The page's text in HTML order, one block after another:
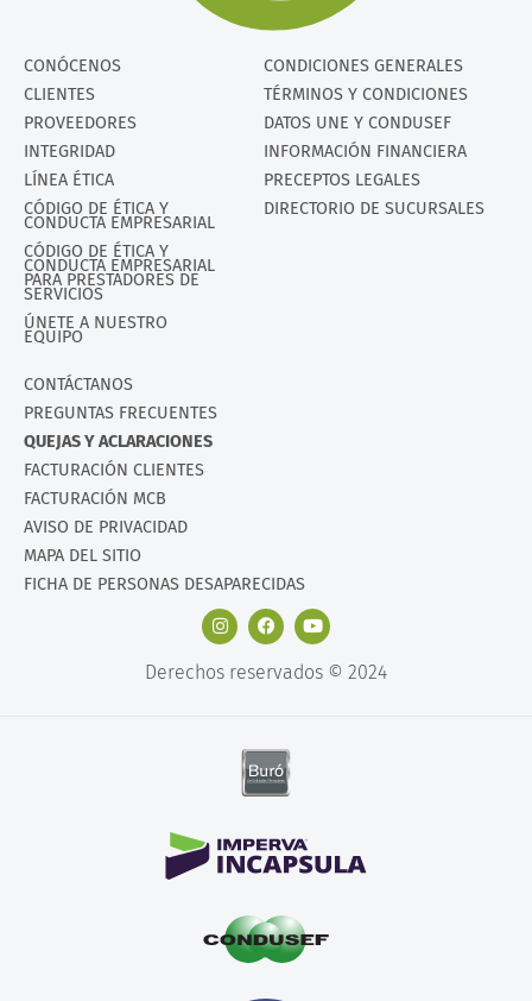
CONÓCENOS
CLIENTES
PROVEEDORES
INTEGRIDAD
LÍNEA ÉTICA
CÓDIGO DE ÉTICA Y
CONDUCTA EMPRESARIAL
CÓDIGO DE ÉTICA Y
CONDUCTA EMPRESARIAL
PARA PRESTADORES DE
SERVICIOS
ÚNETE A NUESTRO
EQUIPO
CONDICIONES GENERALES
TÉRMINOS Y CONDICIONES
DATOS UNE Y CONDUSEF
INFORMACIÓN FINANCIERA
PRECEPTOS LEGALES
DIRECTORIO DE SUCURSALES
CONTÁCTANOS
PREGUNTAS FRECUENTES
QUEJAS Y ACLARACIONES
FACTURACIÓN CLIENTES
FACTURACIÓN MCB
AVISO DE PRIVACIDAD
MAPA DEL SITIO
FICHA DE PERSONAS DESAPARECIDAS
Derechos reservados © 2024